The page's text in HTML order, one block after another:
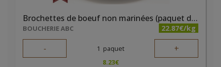
Brochettes de boeuf non marinées (paquet de 2 pièces)
BOUCHERIE ABC 22.87€/kg
- 1 paquet +
8.23€